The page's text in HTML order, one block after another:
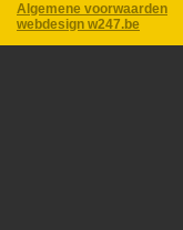
Algemene voorwaarden
webdesign w247.be